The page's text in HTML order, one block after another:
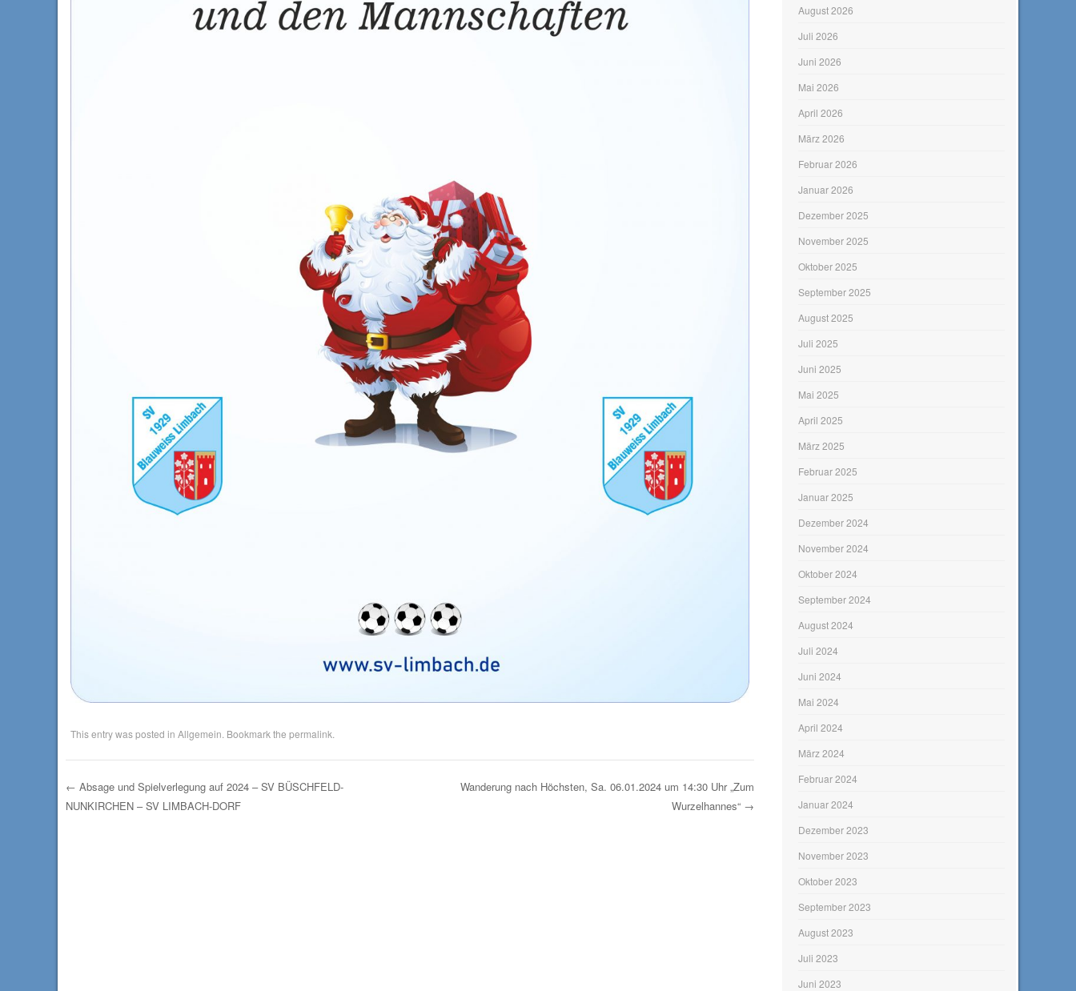
This entry was posted in Allgemein . Bookmark the permalink
Post navigation
← Absage und Spielverlegung auf 2024 – SV BÜSCHFELD-
NUNKIRCHEN – SV LIMBACH-DORF
Wanderung nach Höchsten, Sa. 06.01.2024 um 14:30 Uhr „Zum
Wurzelhannes“ →
August 2026
Juli 2026
Juni 2026
Mai 2026
April 2026
März 2026
Februar 2026
Januar 2026
Dezember 2025
November 2025
Oktober 2025
September 2025
August 2025
Juli 2025
Juni 2025
Mai 2025
April 2025
März 2025
Februar 2025
Januar 2025
Dezember 2024
November 2024
Oktober 2024
September 2024
August 2024
Juli 2024
Juni 2024
Mai 2024
April 2024
März 2024
Februar 2024
Januar 2024
Dezember 2023
November 2023
Oktober 2023
September 2023
August 2023
Juli 2023
Juni 2023